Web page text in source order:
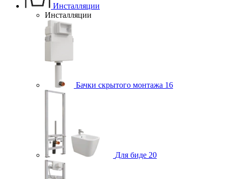
Инсталляции
Инсталляции
Бачки скрытого монтажа 16
Для биде 20